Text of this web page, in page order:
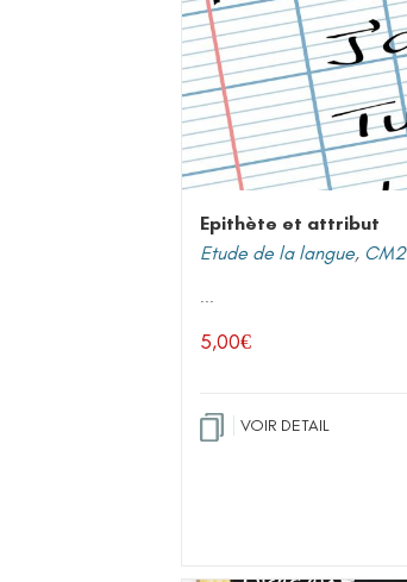
Epithète et attribut
Etude de la langue, CM2
...
5,00€
VOIR DETAIL